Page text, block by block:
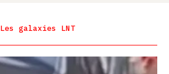
Les galaxies LNT